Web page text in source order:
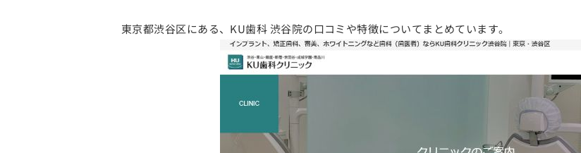
東京都渋谷区にある、KU歯科 渋谷院の口コミや特徴についてまとめています。